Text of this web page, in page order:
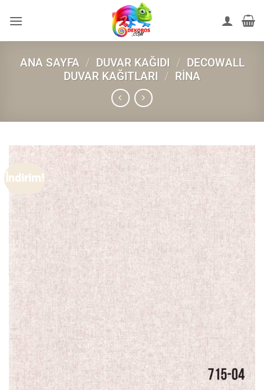
atla
ANA SAYFA / DUVAR KAĞIDI / DECOWALL
DUVAR KAĞITLARI / RINA
İndirim!